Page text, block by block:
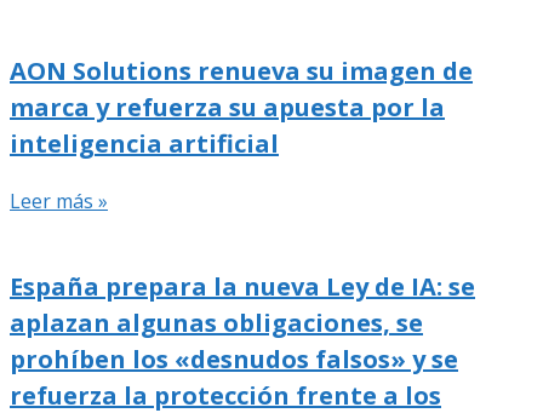
AON Solutions renueva su imagen de
marca y refuerza su apuesta por la
inteligencia artificial
Leer más »
España prepara la nueva Ley de IA: se
aplazan algunas obligaciones, se
prohíben los «desnudos falsos» y se
refuerza la protección frente a los